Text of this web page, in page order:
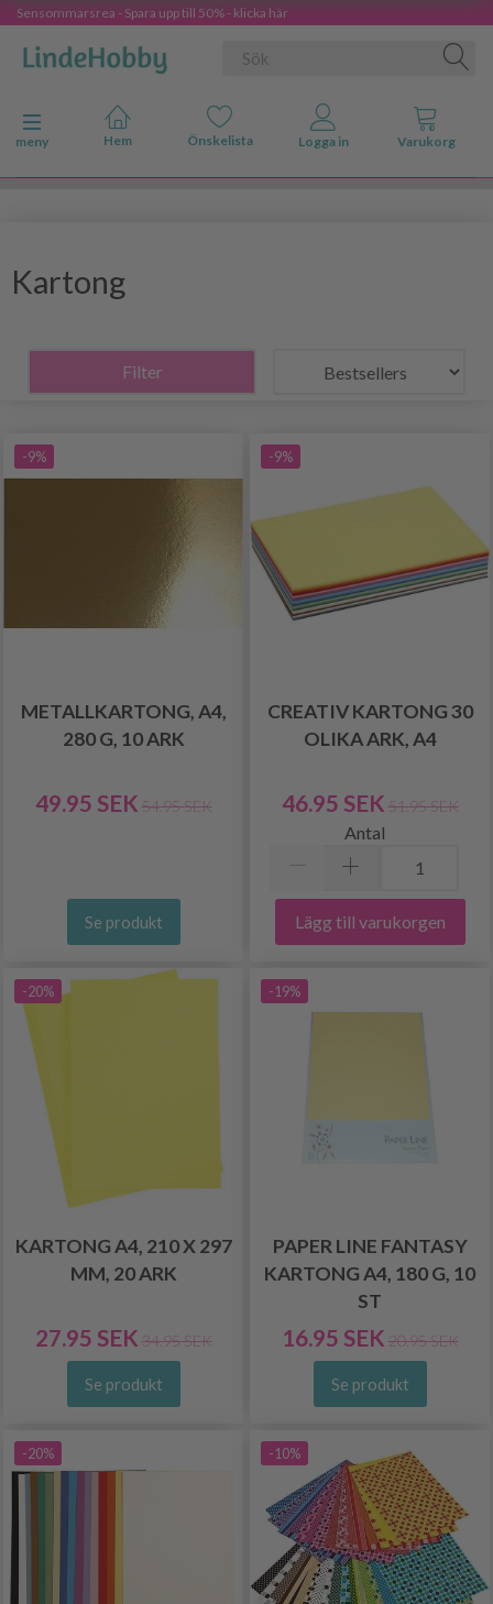
Sensommarsrea - Spara upp till 50% - klicka här
Ändra navigering
meny
Kartong
Filter
-9%
METALLKARTONG, A4,
280 G, 10 ARK
49.95 SEK 54.95 SEK
Se produkt
-9%
CREATIV KARTONG 30
OLIKA ARK, A4
46.95 SEK 51.95 SEK
Antal
Lägg till varukorgen
-20%
KARTONG A4, 210 X 297
MM, 20 ARK
27.95 SEK 34.95 SEK
Se produkt
-19%
PAPER LINE FANTASY
KARTONG A4, 180 G, 10
ST
16.95 SEK 20.95 SEK
Se produkt
-20% -10%